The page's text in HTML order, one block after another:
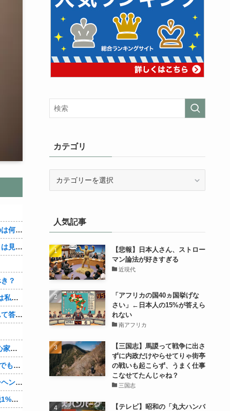
３～１５世紀に文明が発展しなかったのは何故か？
なぜ本能寺の変で織田信長の遺体（骨）は見つからなかったのか
？
【1/2】妻が不倫相手の子を産んだ。妻は私が知らないと思っている。遠方のため会うのは年に数回程度だが、今も不倫相手とは切れていない。そしてまもなく妻は不倫相手に会いに行く…
まんさん「イキそうって言われたらなんて答えるのが一番いい？」
無欲な旦那に比べ 、彼は自信満々で野心家。ポジティブな彼に惹かれバイト後や休みの日に会うようになり、男女の関係になるまで時間はいらなかった… だが彼はただのバカだったｗ
21歳の時に3歳年上の旦那と結婚した。でもその時まだ元彼のこと忘れられなくて、元彼の再アタックに負けて浮気しちゃって… でも結局ばれて旦那の辛そうな姿見て初めて後悔した…
ジャンポケ斉藤の被害女性「バウムクーヘン売ったりTikTokライブしててムカついたから示談しなかった」
町のお弁当屋さん「申し訳ないが消費税1%になったらその分商品代を値上げするわ」 「うちも！」
カテゴリ
人気記事
【悲報】日本人さん、ストロー
マン論法が好きすぎる
近現代
「アフリカの国40ヵ国挙げな
さい」←日本人の15%が答えら
れない
南アフリカ
【三国志】馬謖って戦争に出さ
ずに内政だけやらせてりゃ街亭
の戦いも起こらず、うまく仕事
こなせてたんじゃね？
三国志
【テレビ】昭和の「丸大ハンバ